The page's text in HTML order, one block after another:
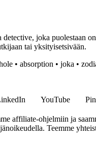
detective, joka puolestaan
tai yksityisetsivään.
• absorption • joka •
YouTube
affiliate-ohjelmiin ja
Teemme